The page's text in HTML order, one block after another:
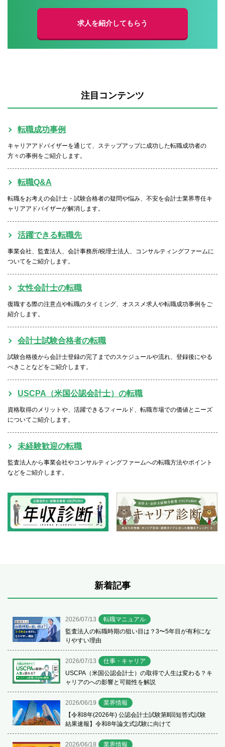
求人を紹介してもらう
注目コンテンツ
転職成功事例
キャリアアドバイザーを通じて、ステップアップに成功した転職成功者の
方々の事例をご紹介します。
転職Q&A
転職をお考えの会計士・試験合格者の疑問や悩み、不安を会計士業界専任キ
ャリアアドバイザーが解消します。
活躍できる転職先
事業会社、監査法人、会計事務所/税理士法人、コンサルティングファームに
ついてをご紹介します。
女性会計士の転職
復職する際の注意点や転職のタイミング、オススメ求人や転職成功事例をご
紹介します。
会計士試験合格者の転職
試験合格後から会計士登録の完了までのスケジュールや流れ、登録後にやる
べきことなどをご紹介します。
USCPA（米国公認会計士）の転職
資格取得のメリットや、活躍できるフィールド、転職市場での価値とニーズ
についてご紹介します。
未経験歓迎の転職
監査法人から事業会社やコンサルティングファームへの転職方法やポイント
などをご紹介します。
新着記事
2026/07/13
転職マニュアル
監査法人の転職時期の狙い目は？3〜5年目が有利にな
りやすい理由
2026/07/13
仕事・キャリア
USCPA（米国公認会計士）の取得で人生は変わる？キ
ャリアのへの影響と可能性を解説
2026/06/19
業界情報
【令和8年(2026年) 公認会計士試験第Ⅱ回短答式試験
結果速報】令和8年論文式試験に向けて
2026/06/18
業界情報